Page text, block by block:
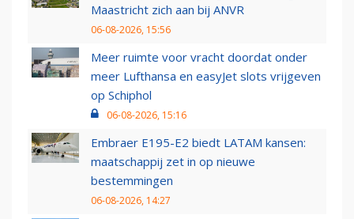
Maastricht zich aan bij ANVR
06-08-2026, 15:56
Meer ruimte voor vracht doordat onder
meer Lufthansa en easyJet slots vrijgeven
op Schiphol
06-08-2026, 15:16
Embraer E195-E2 biedt LATAM kansen:
maatschappij zet in op nieuwe
bestemmingen
06-08-2026, 14:27